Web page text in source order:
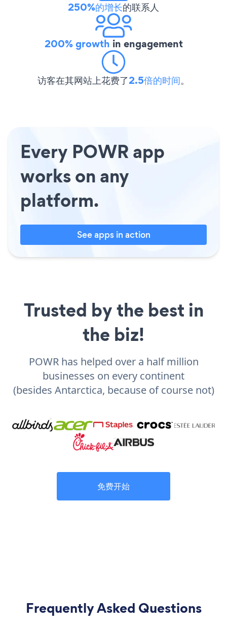
250%的增长的联系人
200% growth in engagement
访客在其网站上花费了2.5倍的时间。
Every POWR app
works on any
platform.
See apps in action
Trusted by the best in
the biz!
POWR has helped over a half million
businesses on every continent
(besides Antarctica, because of course not)
免费开始
Frequently Asked Questions